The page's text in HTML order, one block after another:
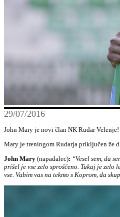
29/07/2016
John Mary je novi član NK Rudar
Mary je treningom Rudarja priključen že
John Mary (napadalec): “Vesel sem, da
prišel je vse zelo sproščeno. Tukaj je zelo
vse. Vabim vas na tekmo s Koprom, da